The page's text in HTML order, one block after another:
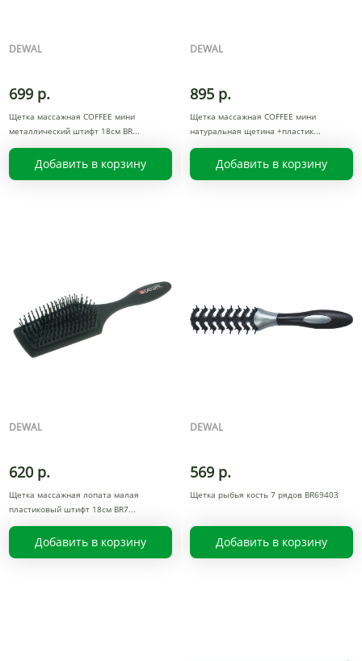
DEWAL
699 р.
Щетка массажная COFFEE мини
металлический штифт 18см BR
Добавить в корзину
DEWAL
895 р.
Щетка массажная COFFEE мини
натуральная щетина +пластик
Добавить в корзину
DEWAL
620 р.
Щетка массажная лопата малая
пластиковый штифт 18см BR7
Добавить в корзину
DEWAL
569 р.
Щетка рыбья кость 7 рядов BR69403
Добавить в корзину